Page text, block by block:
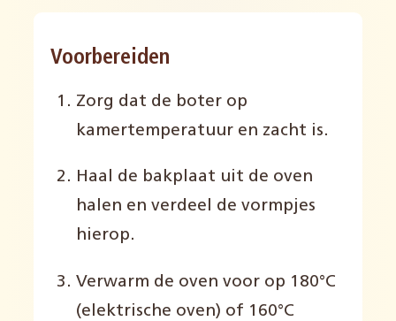
Voorbereiden
Zorg dat de boter op
kamertemperatuur en zacht is.
Haal de bakplaat uit de oven
halen en verdeel de vormpjes
hierop.
Verwarm de oven voor op 180°C
(elektrische oven) of 160°C